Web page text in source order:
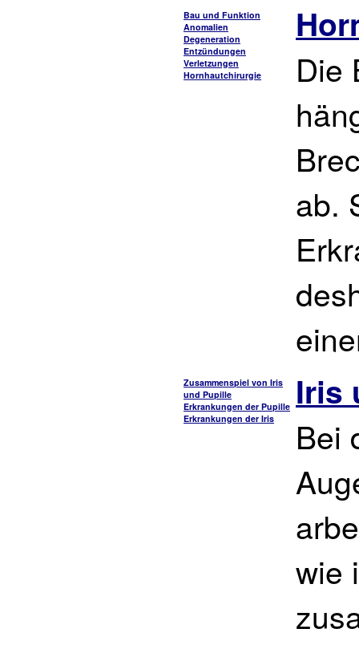
Bau und Funktion
Anomalien
Degeneration
Entzündungen
Verletzungen
Hornhautchirurgie
Die
ab.
Zusammenspiel von Iris
und Pupille
Erkrankungen der Pupille
Erkrankungen der Iris
Iris
Bei
wie